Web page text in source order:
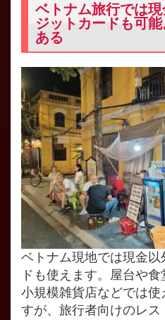
ベトナム旅行では
ジットカードも可
ある
ベトナム現地では現金
ドも使えます。屋台や
小規模雑貨店などでは
すが、旅行者向けのレ